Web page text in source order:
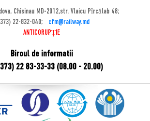
Chisinau MD-2012,str. Vlaicu Pîrcălab 48;
22-832-040;
cfm@railway.md
ANTICORUPȚIE
Biroul de informatii
22 83-33-33 (08.00 - 20.00)